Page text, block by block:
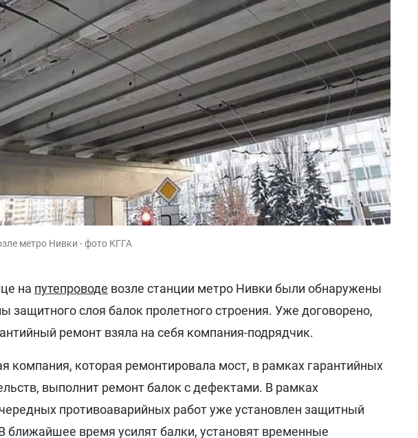
метро Нивки - фото КГГА
на путепроводе возле станции метро Нивки были обнаружены
защитного слоя балок пролетного строения. Уже договорено,
ремонт взяла на себя компания-подрядчик.
компания, которая ремонтировала мост, в рамках гарантийных
выполнит ремонт балок с дефектами. В рамках
противоаварийных работ уже установлен защитный
ближайшее время усилят балки, установят временные